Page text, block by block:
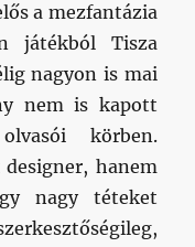
a mezfantázia
játékból Tisza
nagyon is mai
nem is kapott
körben.
hanem
nagy téteket